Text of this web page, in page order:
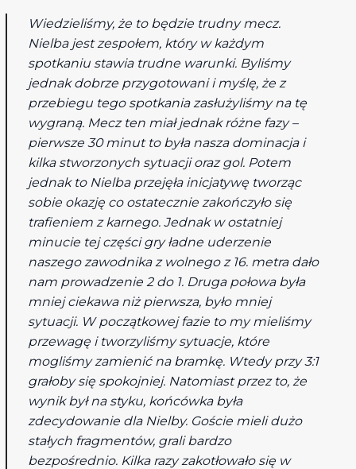
Wiedzieliśmy, że to będzie trudny mecz.
Nielba jest zespołem, który w każdym
spotkaniu stawia trudne warunki. Byliśmy
jednak dobrze przygotowani i myślę, że z
przebiegu tego spotkania zasłużyliśmy na tę
wygraną. Mecz ten miał jednak różne fazy –
pierwsze 30 minut to była nasza dominacja i
kilka stworzonych sytuacji oraz gol. Potem
jednak to Nielba przejęła inicjatywę tworząc
sobie okazję co ostatecznie zakończyło się
trafieniem z karnego. Jednak w ostatniej
minucie tej części gry ładne uderzenie
naszego zawodnika z wolnego z 16. metra dało
nam prowadzenie 2 do 1. Druga połowa była
mniej ciekawa niż pierwsza, było mniej
sytuacji. W początkowej fazie to my mieliśmy
przewagę i tworzyliśmy sytuacje, które
mogliśmy zamienić na bramkę. Wtedy przy 3:1
grałoby się spokojniej. Natomiast przez to, że
wynik był na styku, końcówka była
zdecydowanie dla Nielby. Goście mieli dużo
stałych fragmentów, grali bardzo
bezpośrednio. Kilka razy zakotłowało się w